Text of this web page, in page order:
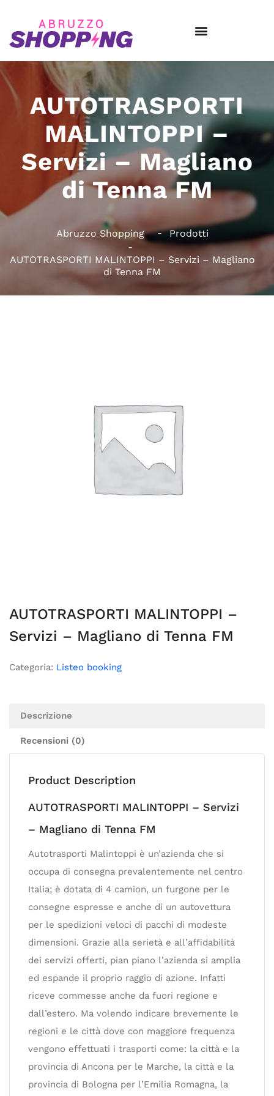
AUTOTRASPORTI
MALINTOPPI –
Servizi – Magliano
di Tenna FM
Abruzzo Shopping Prodotti
AUTOTRASPORTI MALINTOPPI – Servizi – Magliano
di Tenna FM
AUTOTRASPORTI MALINTOPPI –
Servizi – Magliano di Tenna FM
Categoria: Listeo booking
Descrizione
Recensioni (0)
Product Description
AUTOTRASPORTI MALINTOPPI – Servizi
– Magliano di Tenna FM
Autotrasporti Malintoppi è un’azienda che si
occupa di consegna prevalentemente nel centro
Italia; è dotata di 4 camion, un furgone per le
consegne espresse e anche di un autovettura
per le spedizioni veloci di pacchi di modeste
dimensioni. Grazie alla serietà e all’affidabilità
dei servizi offerti, pian piano l’azienda si amplia
ed espande il proprio raggio di azione. Infatti
riceve commesse anche da fuori regione e
dall’estero. Ma volendo indicare brevemente le
regioni e le città dove con maggiore frequenza
vengono effettuati i trasporti come: la città e la
provincia di Ancona per le Marche, la città e la
provincia di Bologna per l’Emilia Romagna, la